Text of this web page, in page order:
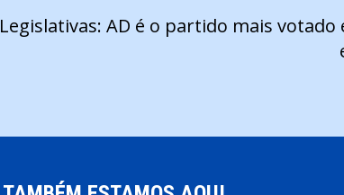
Legislativas: AD é o partido mais votado